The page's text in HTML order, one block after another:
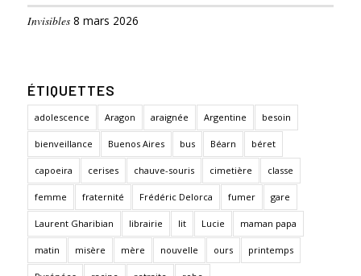
Invisibles 8 mars 2026
ÉTIQUETTES
adolescence Aragon araignée Argentine besoin
bienveillance Buenos Aires bus Béarn béret
capoeira cerises chauve-souris cimetière classe
femme fraternité Frédéric Delorca fumer gare
Laurent Gharibian librairie lit Lucie maman papa
matin misère mère nouvelle ours printemps